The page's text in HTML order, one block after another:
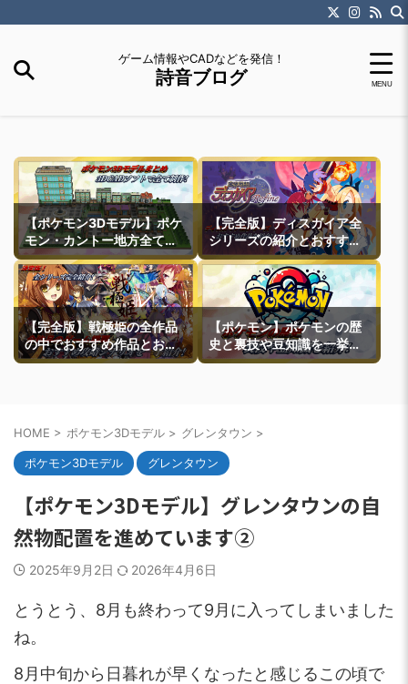
ゲーム情報やCADなどを発信！
詩音ブログ
【ポケモン3Dモデル】ポケ
モン・カントー地方全ての
町モデルなどを紹介
【完全版】ディスガイア全
シリーズの紹介とおすすめ
作品紹介
【完全版】戦極姫の全作品
の中でおすすめ作品とおす
すめ攻略ルートを一挙紹介
【ポケモン】ポケモンの歴
史と裏技や豆知識を一挙紹
介
HOME > ポケモン3Dモデル > グレンタウン >
ポケモン3Dモデル グレンタウン
【ポケモン3Dモデル】グレンタウンの自
然物配置を進めています②
2025年9月2日 2026年4月6日
とうとう、8月も終わって9月に入ってしまいました
ね。
8月中旬から日暮れが早くなったと感じるこの頃で